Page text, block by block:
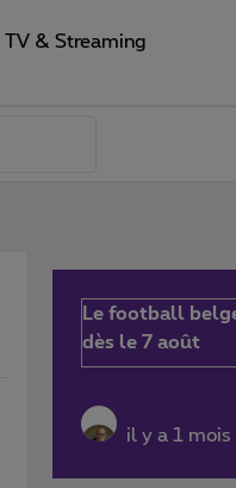
TV & Streaming
Le football
dès le 7 août
il y a 1 mois